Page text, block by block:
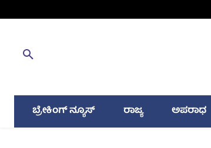
ಬ್ರೇಕಿಂಗ್ ನ್ಯೂಸ್ ರಾಜ್ಯ ಅಪರಾಧ